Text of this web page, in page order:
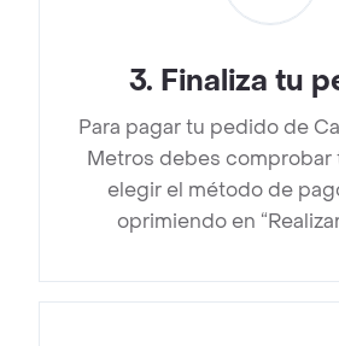
3. Finaliza tu
Para pagar tu pedido de
Metros debes comprobar
elegir el método de
oprimiendo en